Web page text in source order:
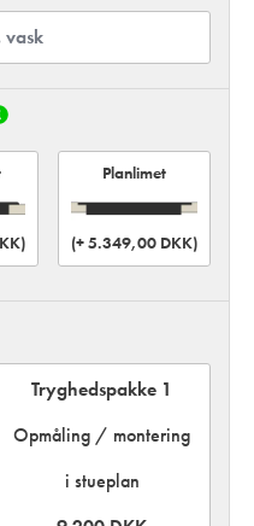
Planlimet
(+ 5.349,00 DKK)
Tryghedspakke 1
Opmåling / montering
i stueplan